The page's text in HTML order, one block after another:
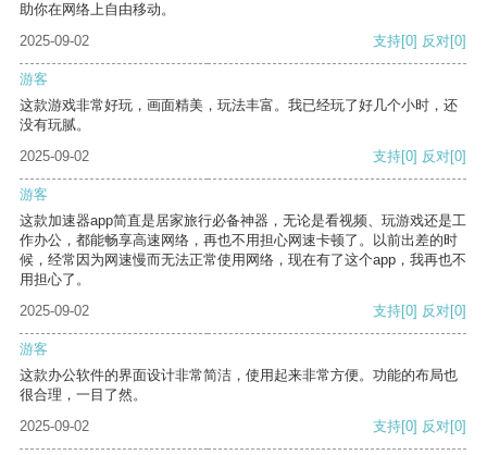
助你在网络上自由移动。
2025-09-02
支持[0] 反对[0]
游客
这款游戏非常好玩，画面精美，玩法丰富。我已经玩了好几个小时，还
没有玩腻。
2025-09-02
支持[0] 反对[0]
游客
这款加速器app简直是居家旅行必备神器，无论是看视频、玩游戏还是工
作办公，都能畅享高速网络，再也不用担心网速卡顿了。以前出差的时
候，经常因为网速慢而无法正常使用网络，现在有了这个app，我再也不
用担心了。
2025-09-02
支持[0] 反对[0]
游客
这款办公软件的界面设计非常简洁，使用起来非常方便。功能的布局也
很合理，一目了然。
2025-09-02
支持[0] 反对[0]